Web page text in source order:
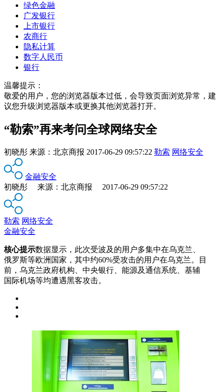
绿色金融
广发银行
上市银行
农商行
隐私计算
数字人民币
银行
温馨提示：
敬爱的用户，您的浏览器版本过低，会导致页面浏览异常，建
议您升级浏览器版本或更换其他浏览器打开。
“勒索”再来考问全球网络安全
初晓彤 来源： 北京商报 2017-06-29 09:57:22 勒索 网络安全
金融安全
初晓彤 来源：北京商报 2017-06-29 09:57:22
勒索 网络安全
金融安全
核心提示数据显示，此次受波及的用户多集中在乌克兰、
俄罗斯等欧洲国家，其中约60%受攻击的用户在乌克兰。目
前，乌克兰政府机构、中央银行、能源及通信系统、基辅
国际机场等均遭遇黑客攻击。